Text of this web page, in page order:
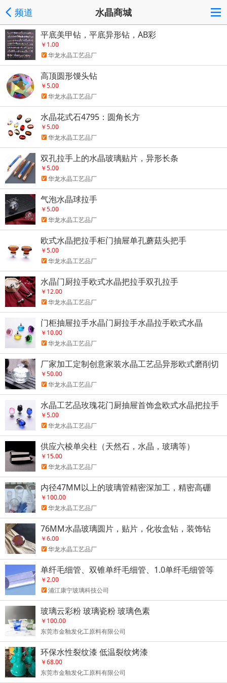
频道 水晶商城
平底美甲钻，平底异形钻，AB彩
￥1.00
华龙水晶工艺品厂
高顶圆形馒头钻
￥5.00
华龙水晶工艺品厂
水晶花式石4795：圆角长方
￥5.00
华龙水晶工艺品厂
双孔拉手上的水晶玻璃贴片，异形长条
￥5.00
华龙水晶工艺品厂
气泡水晶球拉手
￥5.00
华龙水晶工艺品厂
欧式水晶把拉手柜门抽屉单孔蘑菇头把手
￥5.00
华龙水晶工艺品厂
水晶门厨拉手欧式水晶把拉手双孔拉手
￥12.00
华龙水晶工艺品厂
门柜抽屉拉手水晶门厨拉手水晶拉手欧式水晶
￥10.00
华龙水晶工艺品厂
厂家加工定制创意家装水晶工艺品异形欧式磨削切
面几何水晶碗
￥50.00
华龙水晶工艺品厂
水晶工艺品玫瑰花门厨抽屉首饰盒欧式水晶把拉手
定制
￥5.00
华龙水晶工艺品厂
供应六棱单尖柱（天然石，水晶，玻璃等）
￥15.00
华龙水晶工艺品厂
内径47MM以上的玻璃管精密深加工，精密高硼
硅，石英玻璃管等开发定制。
￥100.00
华龙水晶工艺品厂
76MM水晶玻璃圆片，贴片，化妆盒钻，装饰钻
￥6.00
华龙水晶工艺品厂
单纤毛细管、双锥单纤毛细管、1.0单纤毛细管等
￥2.00
浦江康宁玻璃科技公司
玻璃云彩粉 玻璃瓷粉 玻璃色素
￥100.00
东莞市金釉发化工原料有限公司
环保水性裂纹漆 低温裂纹烤漆
￥68.00
东莞市金釉发化工原料有限公司